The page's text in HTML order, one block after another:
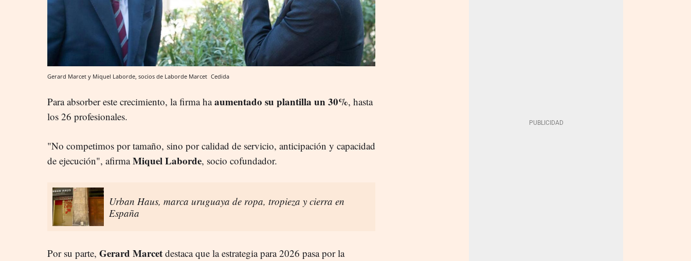
Gerard Marcet y Miquel Laborde, socios de Laborde Marcet Cedida
Para absorber este crecimiento, la firma haaumentado su plantilla un 30%, hasta
los 26 profesionales.
"No competimos por tamaño, sino por calidad de servicio, anticipación y capacidad
de ejecución", afirmaMiquel Laborde, socio cofundador.
Urban Haus, marca uruguaya de ropa, tropieza y cierra en
España
Por su parte, Gerard Marcet destaca que la estrategia para 2026 pasa por la